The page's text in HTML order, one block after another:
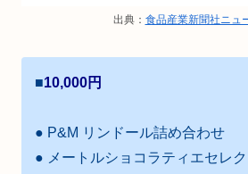
出典： 食品産業新聞社ニュ
■10,000円
● P&M リンドール詰め合わせ
● メートルショコラティエセレ